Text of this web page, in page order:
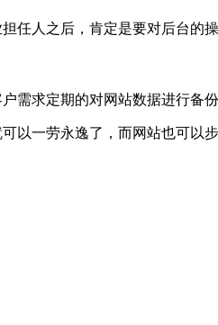
任人之后，肯定是要对后台
需求定期的对网站数据进行备
以一劳永逸了，而网站也可以